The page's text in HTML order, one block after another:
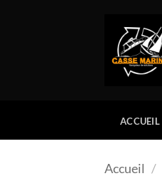
ACCUEIL
Accueil /